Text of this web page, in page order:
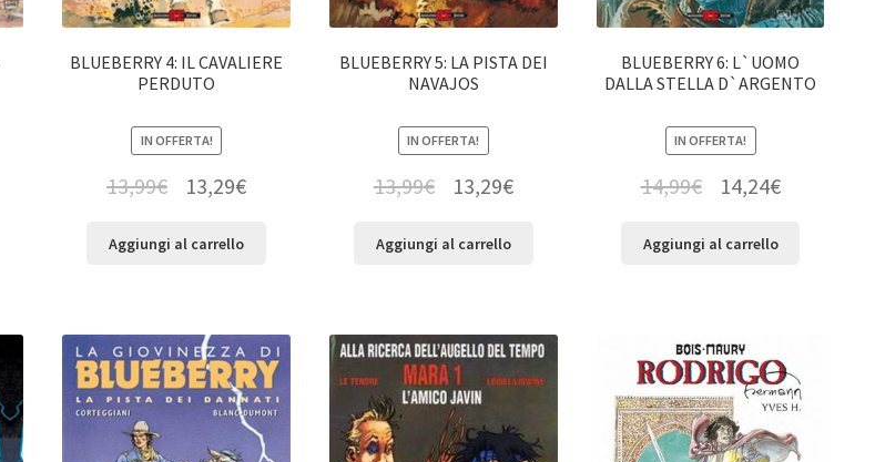
BLUEBERRY 4: IL CAVALIERE
PERDUTO
IN OFFERTA!
13,99€ 13,29€
Aggiungi al carrello
BLUEBERRY 5: LA PISTA DEI
NAVAJOS
IN OFFERTA!
13,99€ 13,29€
Aggiungi al carrello
BLUEBERRY 6: L`UOMO
DALLA STELLA D`ARGENTO
IN OFFERTA!
14,99€ 14,24€
Aggiungi al carrello